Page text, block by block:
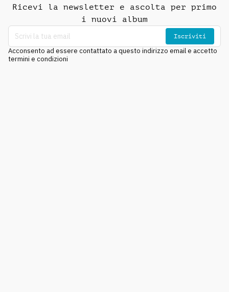
Ricevi la newsletter e ascolta per primo
i nuovi album
Iscriviti
Acconsento ad essere contattato a questo indirizzo email e accetto
termini e condizioni